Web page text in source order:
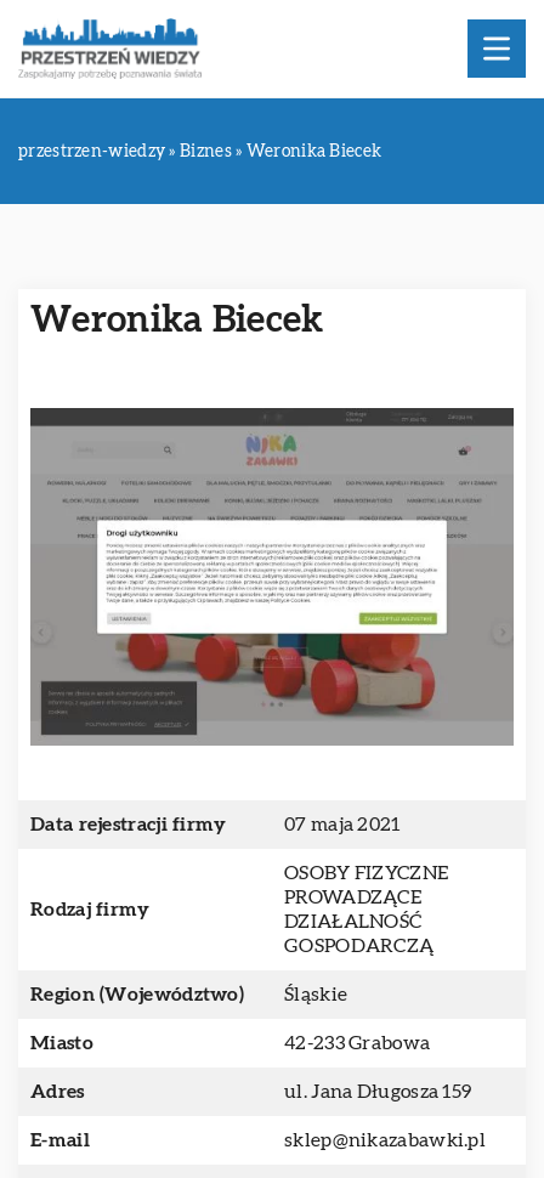
przestrzen-wiedzy »Biznes» Weronika Biecek
Weronika Biecek
Data rejestracji firmy 07 maja 2021
Rodzaj firmy
OSOBY FIZYCZNE
PROWADZĄCE
DZIAŁALNOŚĆ
GOSPODARCZĄ
Region (Województwo) Śląskie
Miasto 42-233 Grabowa
Adres ul. Jana Długosza 159
E-mail sklep@nikazabawki.pl